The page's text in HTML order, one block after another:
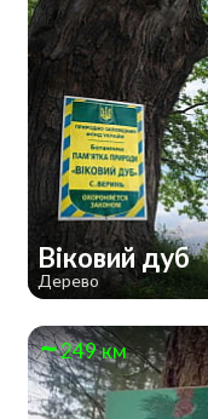
Віковий дуб
Дерево
249 км